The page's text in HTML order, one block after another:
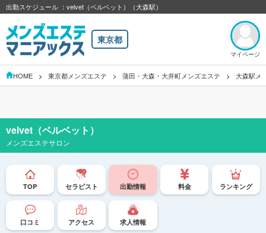
出勤スケジュール ：velvet（ベルベット）（大森駅）
東京都
マイページ
HOME 東京都メンズエステ 蒲田・大森・大井町メンズエステ 大森駅メ
velvet（ベルベット）
メンズエステサロン
TOP セラピスト 出勤情報 料金 ランキング
口コミ アクセス 求人情報